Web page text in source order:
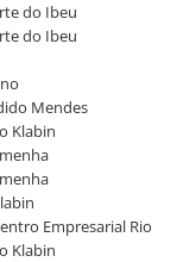
do Ibeu
do Ibeu
Mendes
Klabin
Empresarial Rio
Klabin